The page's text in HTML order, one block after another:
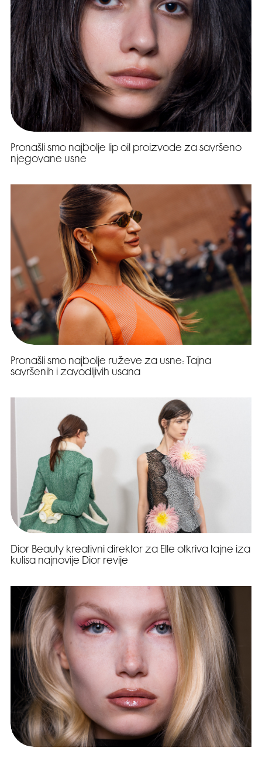
Pronašli smo najbolje lip oil proizvode za savršeno
njegovane usne
Pronašli smo najbolje ruževe za usne: Tajna
savršenih i zavodljivih usana
Dior Beauty kreativni direktor za Elle otkriva tajne iza
kulisa najnovije Dior revije